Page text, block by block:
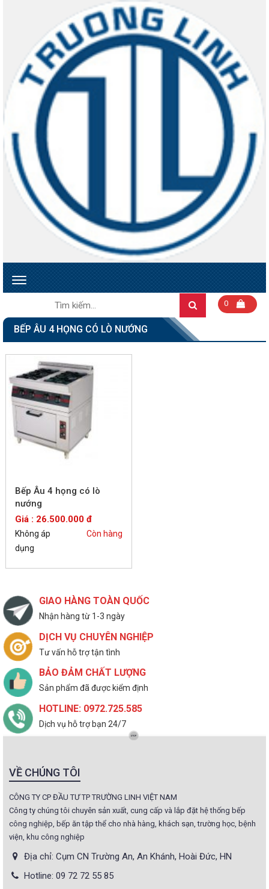
Toggle
Tìm
Search0
BẾP ÂU 4 HỌNG CÓ LÒ NƯỚNG
Bếp Âu 4 họng có lò
nướng
Giá : 26.500.000 đ
Không áp
dụng
Còn hàng
GIAO HÀNG TOÀN QUỐC
Nhận hàng từ 1-3 ngày
DỊCH VỤ CHUYÊN NGHIỆP
Tư vấn hỗ trợ tận tình
BẢO ĐẢM CHẤT LƯỢNG
Sản phẩm đã được kiểm định
HOTLINE: 0972.725.585
Dịch vụ hỗ trợ bạn 24/7
VỀ CHÚNG TÔI
CÔNG TY CP ĐẦU TƯ TP TRƯỜNG LINH VIỆT NAM
Công ty chúng tôi chuyên sản xuất, cung cấp và lắp đặt hệ thống bếp
công nghiệp, bếp ăn tập thể cho nhà hàng, khách sạn, trường học, bệnh
viện, khu công nghiệp
Địa chỉ: Cụm CN Trường An, An Khánh, Hoài Đức, HN
Hotline: 09 72 72 55 85